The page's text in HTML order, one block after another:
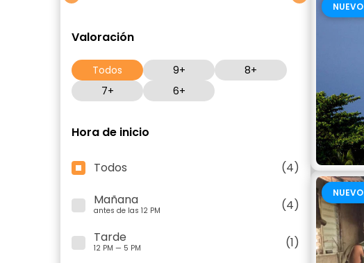
Valoración
Todos 9+
8+
7+
6+
Hora de inicio
Todos
(4)
Mañana
antes de las 12 PM
(4)
Tarde
12 PM — 5 PM
(1)
NUEVO
NUEVO